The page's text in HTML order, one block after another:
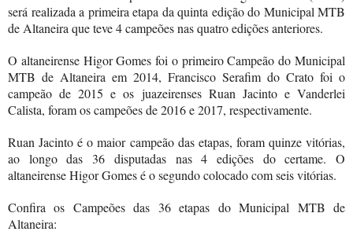
será realizada a primeira etapa da quinta edição do Municipal MTB
de Altaneira que teve 4 campeões nas quatro edições anteriores.
O altaneirense Higor Gomes foi o primeiro Campeão do Municipal
MTB de Altaneira em 2014, Francisco Serafim do Crato foi o
campeão de 2015 e os juazeirenses Ruan Jacinto e Vanderlei
Calista, foram os campeões de 2016 e 2017, respectivamente.
Ruan Jacinto é o maior campeão das etapas, foram quinze vitórias,
ao longo das 36 disputadas nas 4 edições do certame. O
altaneirense Higor Gomes é o segundo colocado com seis vitórias.
Confira os Campeões das 36 etapas do Municipal MTB de
Altaneira: